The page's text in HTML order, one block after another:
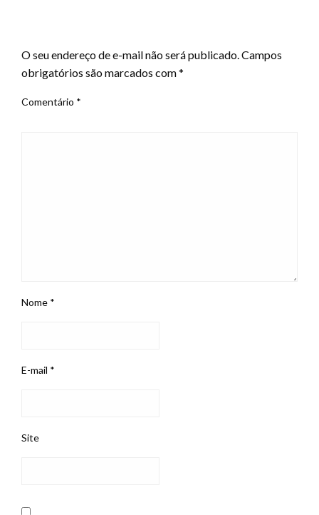
O seu endereço de e-mail não será publicado.Campos
obrigatórios são marcados com*
Comentário *
Nome *
E-mail *
Site